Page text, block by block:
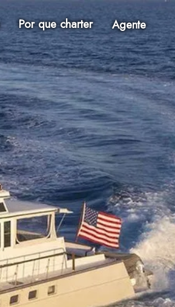
Por que charter Agente